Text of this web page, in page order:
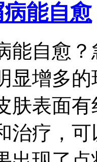
能自愈
能自愈
显增多
肤表面
治疗，